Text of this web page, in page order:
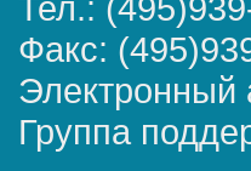
Факс:
Электронный
Группа